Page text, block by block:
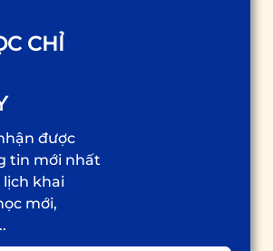
CHỈ
được
tin mới nhất
lịch khai
mới,